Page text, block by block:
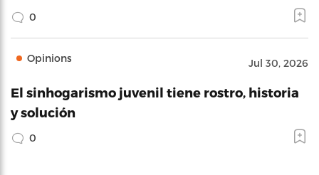
0
Opinions Jul 30, 2026
El sinhogarismo juvenil tiene rostro, historia
y solución
0